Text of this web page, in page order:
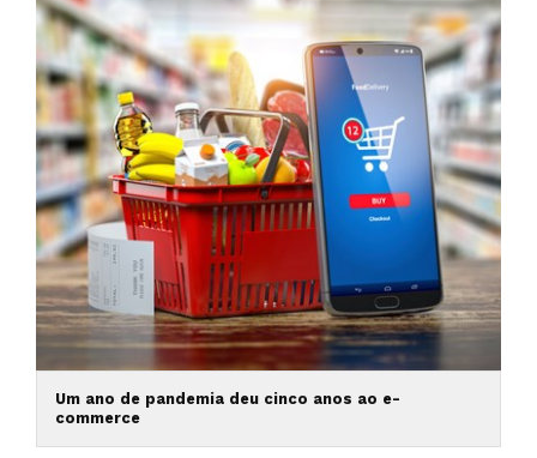
Um ano de pandemia deu cinco anos ao e-
commerce